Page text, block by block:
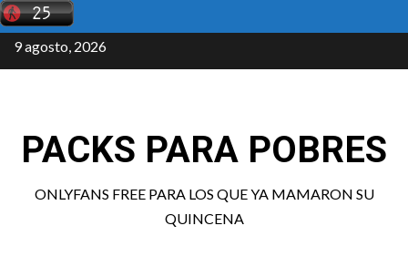
Saltar
al
contenido
9 agosto, 2026
PACKS PARA POBRES
ONLYFANS FREE PARA LOS QUE YA MAMARON SU
QUINCENA